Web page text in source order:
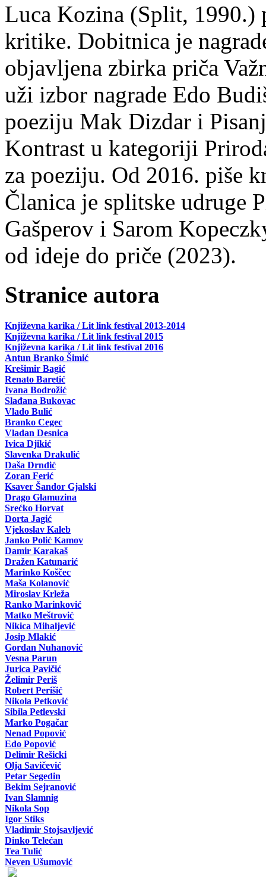
Luca Kozina (Split, 1990.)
kritike. Dobitnica je
objavljena zbirka priča
uži izbor nagrade Edo
poeziju Mak Dizdar i
Kontrast u kategoriji
za poeziju. Od 2016. piše
Članica je splitske udruge
Gašperov i Sarom
od ideje do priče (2023).
Stranice autora
Književna karika / Lit link festival 2013-2014
Književna karika / Lit link festival 2015
Književna karika / Lit link festival 2016
Antun Branko Šimić
Krešimir Bagić
Renato Baretić
Ivana Bodrožić
Slađana Bukovac
Vlado Bulić
Branko Cegec
Vladan Desnica
Ivica Djikić
Slavenka Drakulić
Daša Drndić
Zoran Ferić
Ksaver Šandor Gjalski
Drago Glamuzina
Srećko Horvat
Dorta Jagić
Vjekoslav Kaleb
Janko Polić Kamov
Damir Karakaš
Dražen Katunarić
Marinko Koščec
Maša Kolanović
Miroslav Krleža
Ranko Marinković
Matko Meštrović
Nikica Mihaljević
Josip Mlakić
Gordan Nuhanović
Vesna Parun
Jurica Pavičić
Želimir Periš
Robert Perišić
Nikola Petković
Sibila Petlevski
Marko Pogačar
Nenad Popović
Edo Popović
Delimir Rešicki
Olja Savičević
Petar Segedin
Bekim Sejranović
Ivan Slamnig
Nikola Sop
Igor Stiks
Vladimir Stojsavljević
Dinko Telećan
Tea Tulić
Neven Ušumović